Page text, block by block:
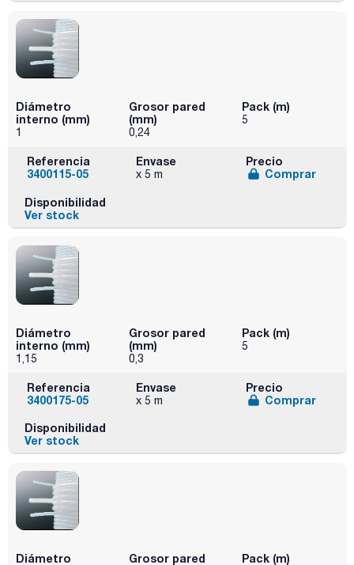
Diámetro
interno (mm)
1
Grosor pared
(mm)
0,24
Pack (m)
5
Referencia
3400115-05
Envase
x 5 m
Precio
Comprar
Disponibilidad
Ver stock
Diámetro
interno (mm)
1,15
Grosor pared
(mm)
0,3
Pack (m)
5
Referencia
3400175-05
Envase
x 5 m
Precio
Comprar
Disponibilidad
Ver stock
Diámetro
Grosor pared
Pack (m)